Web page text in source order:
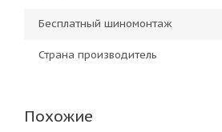
Бесплатный шиномонтаж
Страна производитель
Похожие